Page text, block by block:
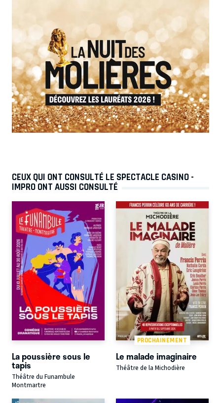
CEUX QUI ONT CONSULTÉ LE SPECTACLE CASINO -
IMPRO ONT AUSSI CONSULTÉ
La poussière sous le
tapis
Théâtre du Funambule
Montmartre
PROCHAINEMENT
Le malade imaginaire
Théâtre de la Michodière